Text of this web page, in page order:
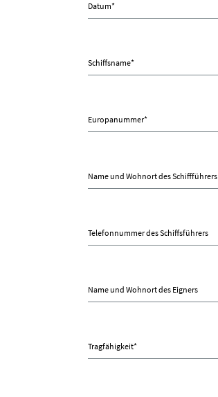
Datum*
Schiffsname*
Europanummer*
Name und Wohnort des Schiffführers
Telefonnummer des Schiffsführers
Name und Wohnort des Eigners
Tragfähigkeit*